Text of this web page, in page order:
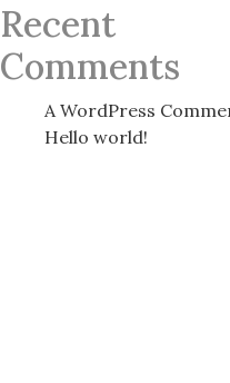
Recent
Comments
A WordPress
Hello world!